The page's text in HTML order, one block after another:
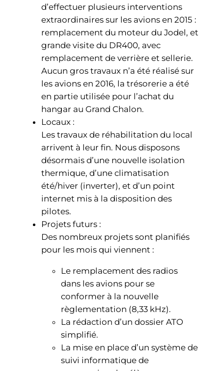
d’effectuer plusieurs interventions
extraordinaires sur les avions en 2015 :
remplacement du moteur du Jodel, et
grande visite du DR400, avec
remplacement de verrière et sellerie.
Aucun gros travaux n’a été réalisé sur
les avions en 2016, la trésorerie a été
en partie utilisée pour l’achat du
hangar au Grand Chalon.
Locaux :
Les travaux de réhabilitation du local
arrivent à leur fin. Nous disposons
désormais d’une nouvelle isolation
thermique, d’une climatisation
été/hiver (inverter), et d’un point
internet mis à la disposition des
pilotes.
Projets futurs :
Des nombreux projets sont planifiés
pour les mois qui viennent :
Le remplacement des radios
dans les avions pour se
conformer à la nouvelle
règlementation (8,33 kHz).
La rédaction d’un dossier ATO
simplifié.
La mise en place d’un système de
suivi informatique de